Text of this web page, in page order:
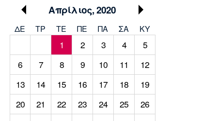
Πολιτισμός
Τραγούδια
Running
Media
Πρόγραμμα TV
Μπαρτσελόνα
Ρεάλ
Μαδρίτης
Ατλέτικο
Μαδρίτης
Απρίλιος, 2020
ΔΕ ΤΡ TΕ ΠΕ ΠΑ ΣΑ ΚΥ
1 2 3 4
5
6
7 8 9 10 11
12
13
14 15 16 17 18
19
20
21 22 23 24 25
26